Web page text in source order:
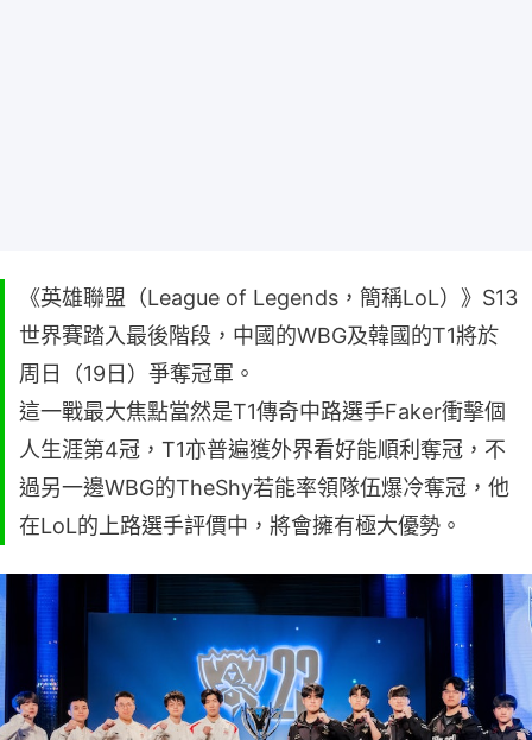
《英雄聯盟（League of Legends，簡稱LoL）》S13
世界賽踏入最後階段，中國的WBG及韓國的T1將於
周日（19日）爭奪冠軍。
這一戰最大焦點當然是T1傳奇中路選手Faker衝擊個
人生涯第4冠，T1亦普遍獲外界看好能順利奪冠，不
過另一邊WBG的TheShy若能率領隊伍爆冷奪冠，他
在LoL的上路選手評價中，將會擁有極大優勢。